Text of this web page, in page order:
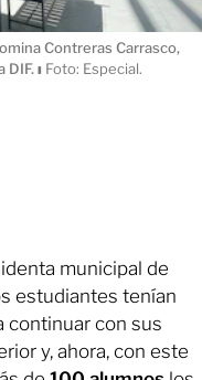
Contreras Carrasco,
DIF. ı Foto: Especial.
municipal de
estudiantes tenían
continuar con sus
y, ahora, con este